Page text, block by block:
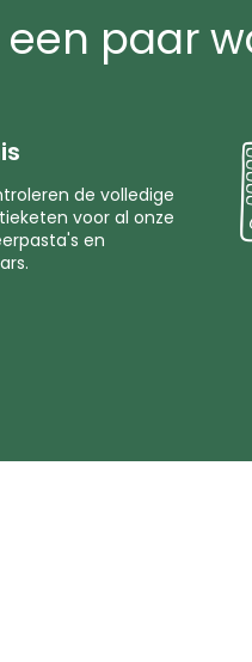
paar
de volledige
voor al onze
en